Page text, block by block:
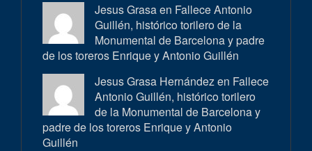
Jesus Grasa en Fallece Antonio
Guillén, histórico torilero de la
Monumental de Barcelona y padre
de los toreros Enrique y Antonio Guillén
Jesus Grasa Hernández en Fallece
Antonio Guillén, histórico torilero
de la Monumental de Barcelona y
padre de los toreros Enrique y Antonio
Guillén